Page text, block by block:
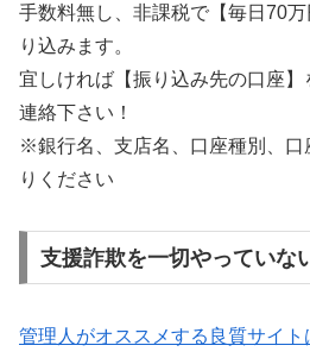
手数料無し、非課税で【毎日70
り込みます。
宜しければ【振り込み先の口座
連絡下さい！
※銀行名、支店名、口座種別、口
りください
支援詐欺を一切やっていな
管理人がオススメする良質サイト